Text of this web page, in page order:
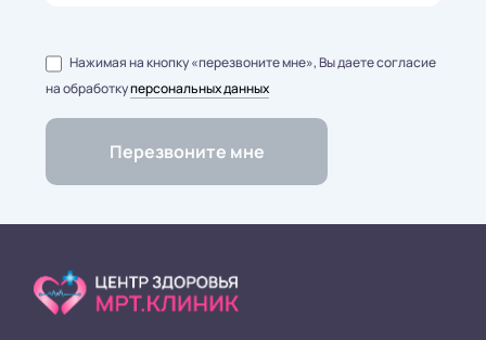
Нажимая на кнопку «перезвоните мне», Вы даете согласие
на обработкуперсональных данных